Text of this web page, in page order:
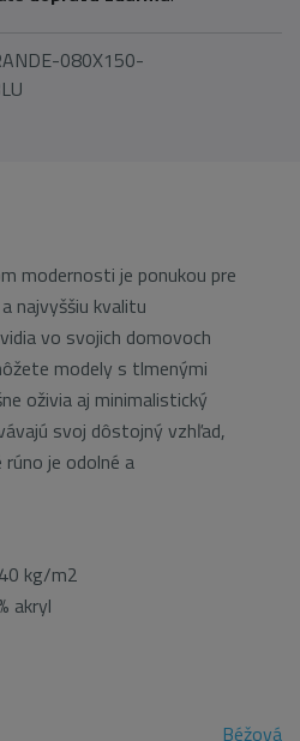
080X150-
modernosti je ponukou pre
najvyššiu kvalitu
vo svojich domovoch
modely s tlmenými
oživia aj minimalistický
svoj dôstojný vzhľad,
je odolné a
kg/m2
akryl
Béžová